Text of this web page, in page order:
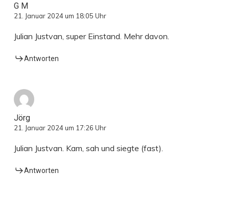
G M
21. Januar 2024 um 18:05 Uhr
Julian Justvan, super Einstand. Mehr davon.
Antworten
Jörg
21. Januar 2024 um 17:26 Uhr
Julian Justvan. Kam, sah und siegte (fast).
Antworten